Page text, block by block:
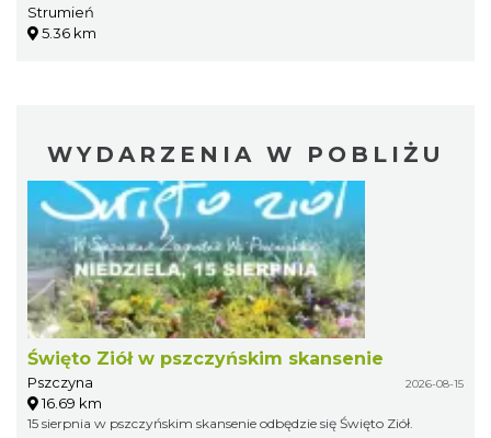
Strumień
5.36 km
WYDARZENIA W POBLIŻU
Święto Ziół w pszczyńskim skansenie
Pszczyna 2026-08-15
16.69 km
15 sierpnia w pszczyńskim skansenie odbędzie się Święto Ziół.